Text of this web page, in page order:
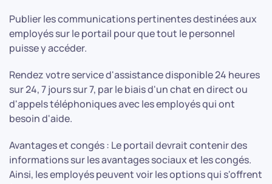
Publier les communications pertinentes destinées aux
employés sur le portail pour que tout le personnel
puisse y accéder.
Rendez votre service d'assistance disponible 24 heures
sur 24, 7 jours sur 7, par le biais d'un chat en direct ou
d'appels téléphoniques avec les employés qui ont
besoin d'aide.
Avantages et congés : Le portail devrait contenir des
informations sur les avantages sociaux et les congés.
Ainsi, les employés peuvent voir les options qui s'offrent